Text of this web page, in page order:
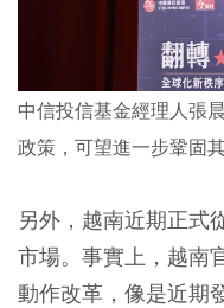
中信投信基金經理人張
政策，可望進一步鞏固
另外，越南近期正式
市場。事實上，越南
動作改革，像是近期